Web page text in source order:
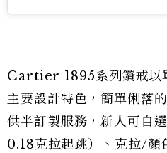
Cartier 1895系列鑽戒以
主要設計特色，簡單俐落
供半訂製服務，新人可自
0.18克拉起跳）、克拉/顏